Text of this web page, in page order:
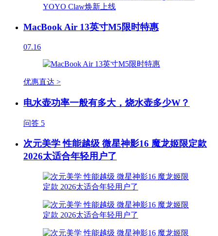
MacBook Air 13英寸M5限时特惠
07.16
优惠直达 >
电水壶功率一般有多大，烧水壶多少W？
问答 5
次元美学 性能越级 微星神影16 魔龙姬限定款
2026太适合年轻用户了